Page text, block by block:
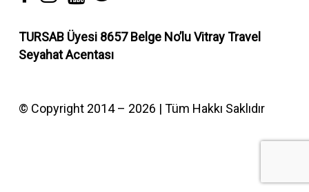
TURSAB Üyesi 8657 Belge No’luVitray Travel
Seyahat Acentası
© Copyright 2014 – 2026 | Tüm Hakkı Saklıdır